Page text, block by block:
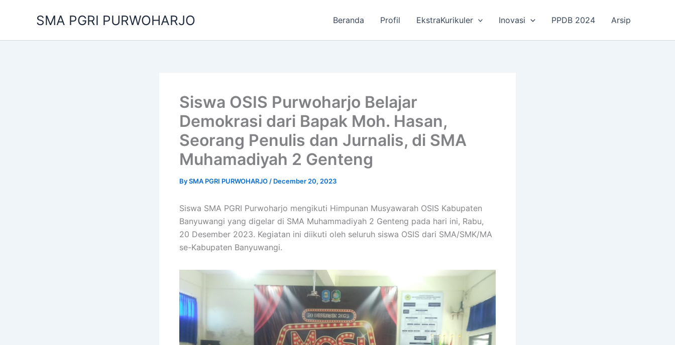
SMA PGRI PURWOHARJO Beranda Profil EkstraKurikuler Inovasi PPDB 2024 Arsip
Siswa OSIS Purwoharjo Belajar
Demokrasi dari Bapak Moh. Hasan,
Seorang Penulis dan Jurnalis, di SMA
Muhamadiyah 2 Genteng
BySMA PGRI PURWOHARJO / December 20, 2023
Siswa SMA PGRI Purwoharjo mengikuti Himpunan Musyawarah OSIS Kabupaten
Banyuwangi yang digelar di SMA Muhammadiyah 2 Genteng pada hari ini, Rabu,
20 Desember 2023. Kegiatan ini diikuti oleh seluruh siswa OSIS dari SMA/SMK/MA
se-Kabupaten Banyuwangi.